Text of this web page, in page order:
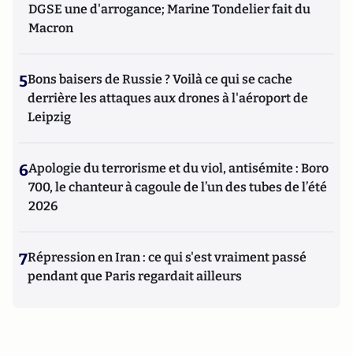
DGSE une d'arrogance; Marine Tondelier fait du
Macron
5Bons baisers de Russie ? Voilà ce qui se cache
derrière les attaques aux drones à l'aéroport de
Leipzig
6Apologie du terrorisme et du viol, antisémite : Boro
700, le chanteur à cagoule de l’un des tubes de l’été
2026
7Répression en Iran : ce qui s'est vraiment passé
pendant que Paris regardait ailleurs